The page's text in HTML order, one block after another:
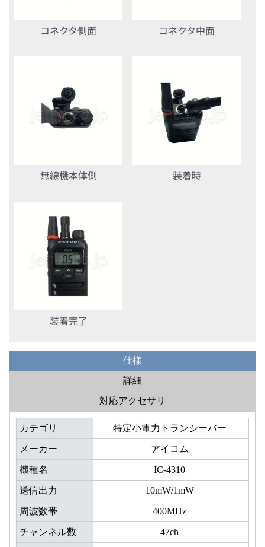
コネクタ側面 コネクタ中面
無線機本体側 装着時
装着完了
仕様
詳細
対応アクセサリ
カテゴリ 特定小電力トランシーバー
メーカー アイコム
機種名 IC-4310
送信出力 10mW/1mW
周波数帯 400MHz
チャンネル数 47ch